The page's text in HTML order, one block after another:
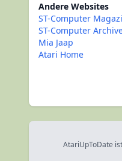
Andere Websites
ST-Computer
ST-Computer
Mia Jaap
Atari Home
AtariUpToDate